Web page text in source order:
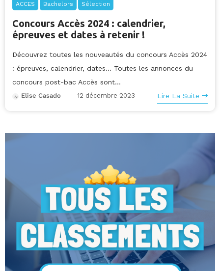
ACCES Bachelors Sélection
Concours Accès 2024 : calendrier,
épreuves et dates à retenir !
Découvrez toutes les nouveautés du concours Accès 2024
: épreuves, calendrier, dates... Toutes les annonces du
concours post-bac Accès sont...
Elise Casado 12 décembre 2023 Lire La Suite